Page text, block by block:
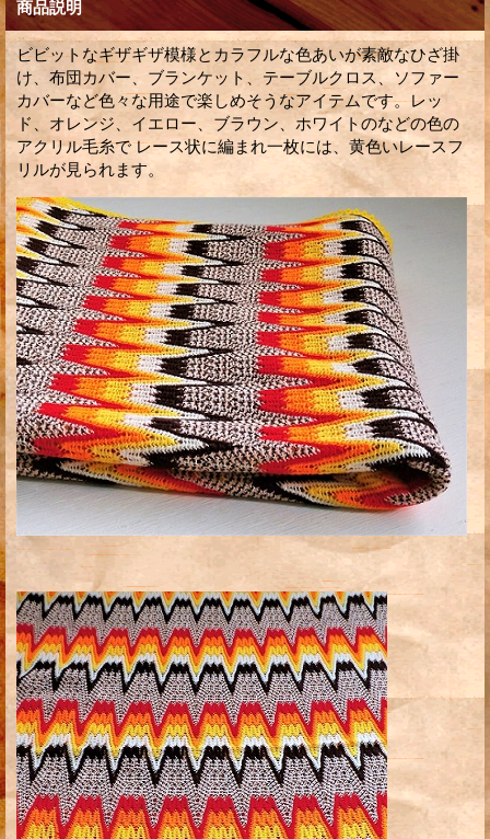
商品説明
ビビットなギザギザ模様とカラフルな色あいが素敵なひざ掛
け、布団カバー、ブランケット、テーブルクロス、ソファー
カバーなど色々な用途で楽しめそうなアイテムです。レッ
ド、オレンジ、イエロー、ブラウン、ホワイトのなどの色の
アクリル毛糸で レース状に編まれ一枚には、黄色いレースフ
リルが見られます。